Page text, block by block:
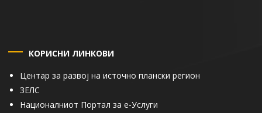
КОРИСНИ ЛИНКОВИ
Центар за развој на источно плански регион
ЗЕЛС
Националниот Портал за е-Услуги